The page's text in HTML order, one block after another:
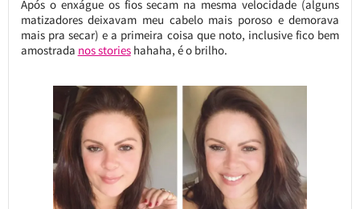
Após o enxágue os fios secam na mesma velocidade (alguns
matizadores deixavam meu cabelo mais poroso e demorava
mais pra secar) e a primeira coisa que noto, inclusive fico bem
amostrada nos storieshahaha, é o brilho.